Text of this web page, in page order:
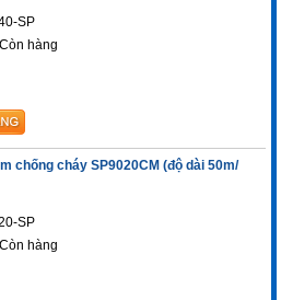
SP
Còn hàng
chống cháy SP9020CM (độ dài 50m/
SP
Còn hàng